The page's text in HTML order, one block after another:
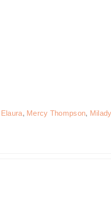
Elaura, Mercy Thompson, Milady